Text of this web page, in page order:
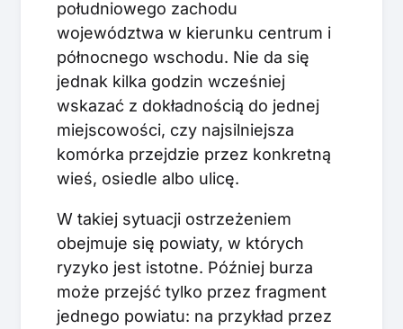
południowego zachodu
województwa w kierunku centrum i
północnego wschodu. Nie da się
jednak kilka godzin wcześniej
wskazać z dokładnością do jednej
miejscowości, czy najsilniejsza
komórka przejdzie przez konkretną
wieś, osiedle albo ulicę.
W takiej sytuacji ostrzeżeniem
obejmuje się powiaty, w których
ryzyko jest istotne. Później burza
może przejść tylko przez fragment
jednego powiatu: na przykład przez